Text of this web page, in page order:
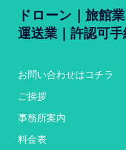
ドローン｜旅館
運送業｜許認可
お問い合わせはコチラ
ご挨拶
事務所案内
料金表